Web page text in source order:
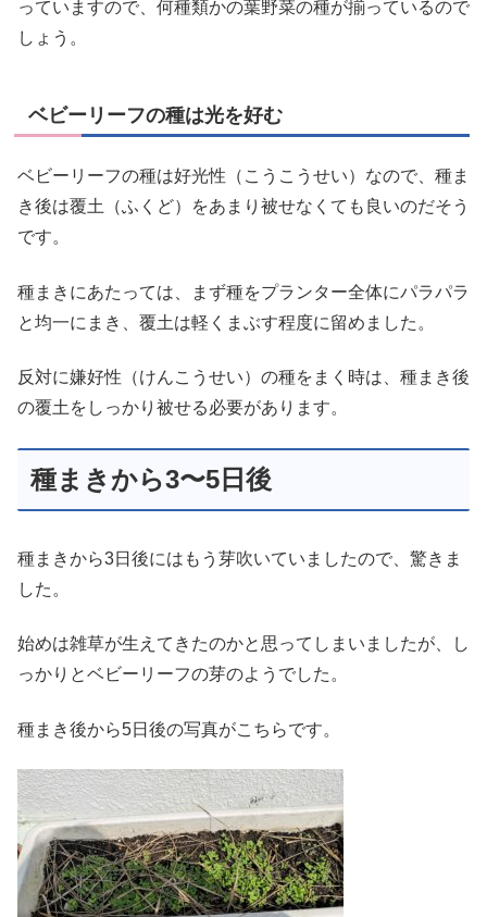
っていますので、何種類かの葉野菜の種が揃っているので
しょう。
ベビーリーフの種は光を好む
ベビーリーフの種は好光性（こうこうせい）なので、種ま
き後は覆土（ふくど）をあまり被せなくても良いのだそう
です。
種まきにあたっては、まず種をプランター全体にパラパラ
と均一にまき、覆土は軽くまぶす程度に留めました。
反対に嫌好性（けんこうせい）の種をまく時は、種まき後
の覆土をしっかり被せる必要があります。
種まきから3〜5日後
種まきから3日後にはもう芽吹いていましたので、驚きま
した。
始めは雑草が生えてきたのかと思ってしまいましたが、し
っかりとベビーリーフの芽のようでした。
種まき後から5日後の写真がこちらです。